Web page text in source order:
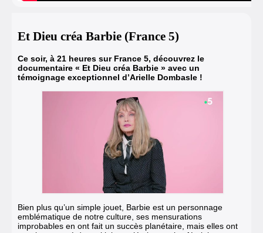
Et Dieu créa Barbie (France 5)
Ce soir, à 21 heures sur France 5, découvrez le
documentaire « Et Dieu créa Barbie » avec un
témoignage exceptionnel d’Arielle Dombasle !
Bien plus qu’un simple jouet, Barbie est un personnage
emblématique de notre culture, ses mensurations
improbables en ont fait un succès planétaire, mais elles ont